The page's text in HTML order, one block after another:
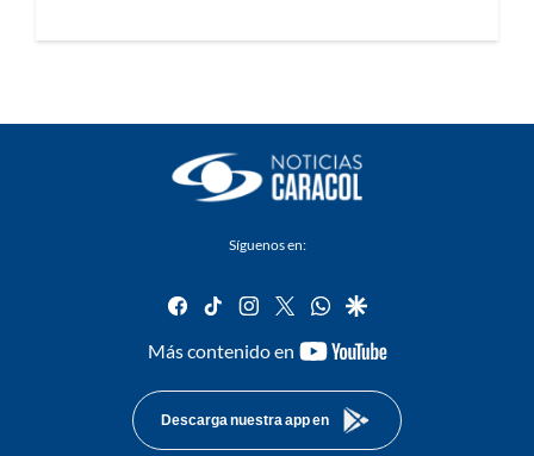
Síguenos en:
facebook
tiktok instagram
twitterwhatsapp
google
Más contenido en
youtube-
Descarga nuestra app en